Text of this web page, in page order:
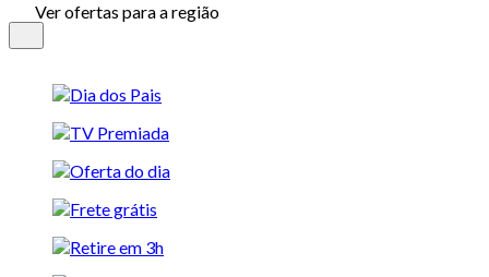
Ver ofertas para a região